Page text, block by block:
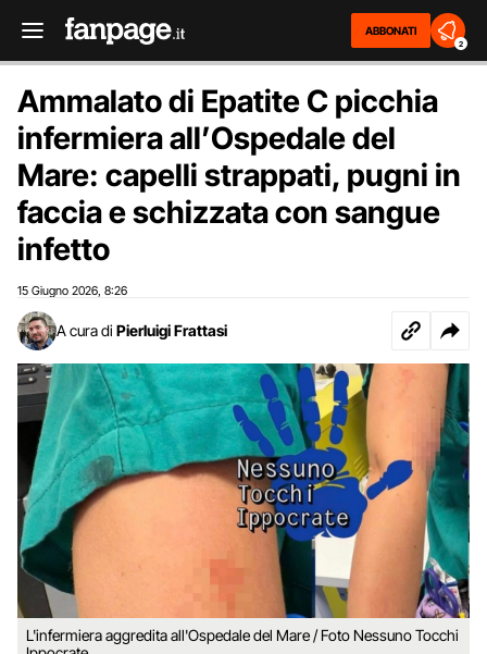
ABBONATI
2
Ammalato di Epatite C picchia
infermiera all’Ospedale del
Mare: capelli strappati, pugni in
faccia e schizzata con sangue
infetto
15 Giugno 2026 8:26
A cura di Pierluigi Frattasi
L'infermiera aggredita all'Ospedale del Mare / Foto Nessuno Tocchi